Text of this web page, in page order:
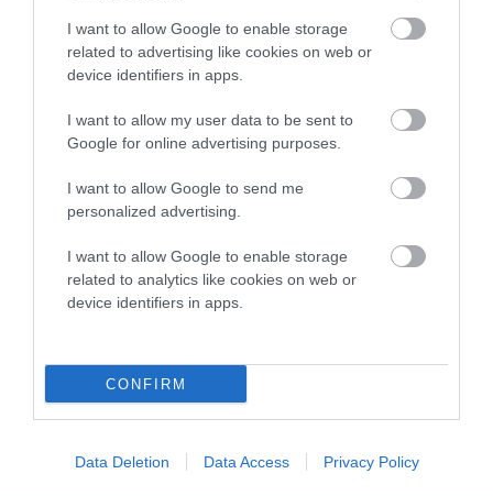
I want to allow Google to enable storage
related to advertising like cookies on web or
device identifiers in apps.
I want to allow my user data to be sent to
Google for online advertising purposes.
I want to allow Google to send me
personalized advertising.
I want to allow Google to enable storage
related to analytics like cookies on web or
device identifiers in apps.
CONFIRM
Data Deletion Data Access Privacy Policy
Αποθήκευσε το όνομά μου, email, και τον ιστότοπο μου σε
αυτόν τον πλοηγό για την επόμενη φορά που θα σχολιάσω.